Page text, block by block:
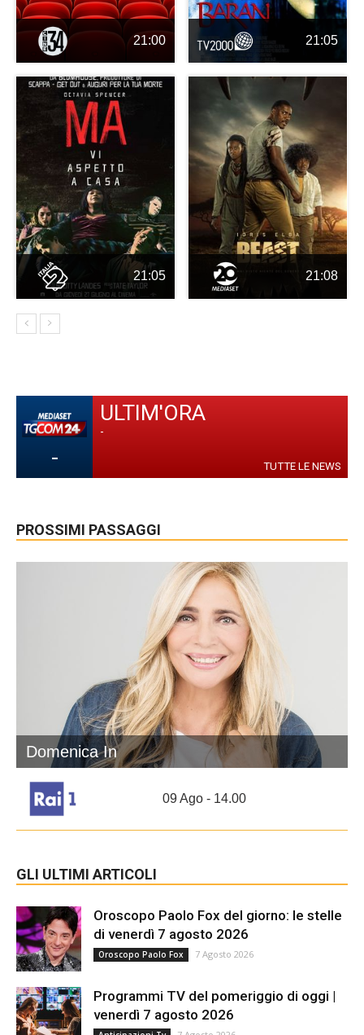
21:00 21:05
21:05 21:08
-
ULTIM'ORA
-
TUTTE LE NEWS
PROSSIMI PASSAGGI
Domenica In
09 Ago - 14.00
GLI ULTIMI ARTICOLI
Oroscopo Paolo Fox del giorno: le stelle
di venerdì 7 agosto 2026
Oroscopo Paolo Fox 7 Agosto 2026
Programmi TV del pomeriggio di oggi |
venerdì 7 agosto 2026